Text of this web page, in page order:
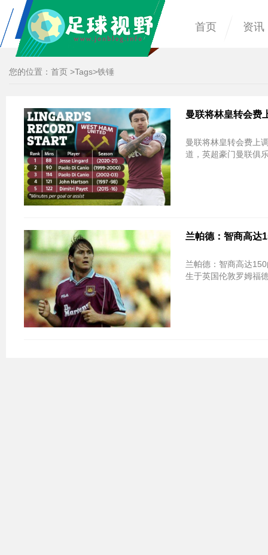
首页 资讯
您的位置： 首页 >Tags>铁锤
曼联将林皇转会费
曼联将林皇转会费上
道，英超豪门曼联俱
兰帕德：智商高达
兰帕德：智商高达
生于英国伦敦罗姆福